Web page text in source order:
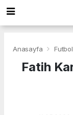
Anasayfa Futbol
Fatih